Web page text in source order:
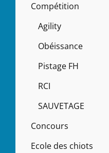
Compétition
Agility
Obéissance
Pistage FH
RCI
SAUVETAGE
Concours
Ecole des chiots